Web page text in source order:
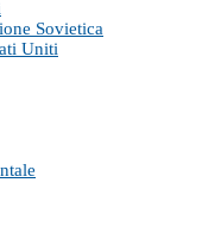
Sovietica
Uniti